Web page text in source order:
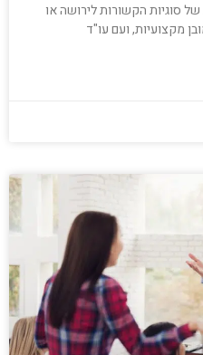
של סוגיות הקשורות לירושה או
מקצועיות, ועם עו"ד